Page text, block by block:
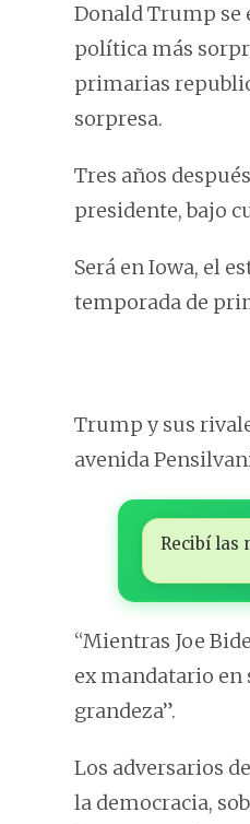
Donald Trump se
política más
primarias
sorpresa.
Tres años
presidente, bajo
Será en Iowa, el
temporada de
Trump y sus
avenida
Recibí las
“Mientras Joe
ex mandatario en
grandeza”.
Los adversarios
la democracia,